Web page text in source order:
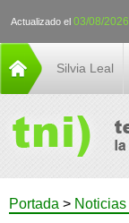
Actualizado el 03/08/2026
Silvia Leal
Portada > Noticias